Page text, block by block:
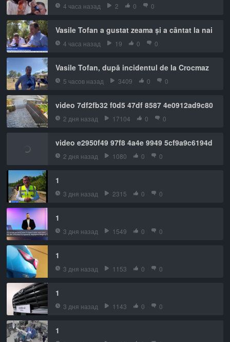
4 часа назад 2 0 0
Vasile Tofan a gustat zeama și a cântat la nai
4 часа назад 19 0 0
Vasile Tofan, după incidentul de la Crocmaz
5 часов назад 3409 0 0
video 7df2fb32 f0d5 47df 8587 4e0912ad9c80
2 дня назад 17104 0 0
video e2950f49 97f8 4a4e 9949 5cf9a9c6194d
2 дня назад 1080 0 0
1
3 дня назад 2315 0 0
1
3 дня назад 1549 0 0
1
3 дня назад 1153 0 0
1
3 дня назад 1143 0 0
1